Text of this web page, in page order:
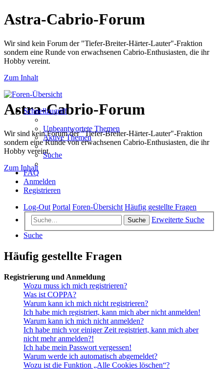
Astra-Cabrio-Forum
Wir sind kein Forum der "Tiefer-Breiter-Härter-Lauter"-Fraktion
sondern eine Runde von erwachsenen Cabrio-Enthusiasten, die ihr
Hobby vereint.
Zum Inhalt
Astra-Cabrio-Forum
Wir sind kein Forum der "Tiefer-Breiter-Härter-Lauter"-Fraktion
sondern eine Runde von erwachsenen Cabrio-Enthusiasten, die ihr
Hobby vereint.
Zum Inhalt
Schnellzugriff
Unbeantwortete Themen
Aktive Themen
Suche
FAQ
Anmelden
Registrieren
Log-Out Portal Foren-Übersicht Häufig gestellte Fragen
Suche
Erweiterte Suche
Suche
Häufig gestellte Fragen
Registrierung und Anmeldung
Wozu muss ich mich registrieren?
Was ist COPPA?
Warum kann ich mich nicht registrieren?
Ich habe mich registriert, kann mich aber nicht anmelden!
Warum kann ich mich nicht anmelden?
Ich habe mich vor einiger Zeit registriert, kann mich aber
nicht mehr anmelden?!
Ich habe mein Passwort vergessen!
Warum werde ich automatisch abgemeldet?
Wozu ist die Funktion „Alle Cookies löschen“?